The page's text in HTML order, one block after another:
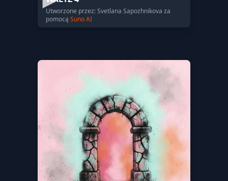
Utworzone przez: Svetlana Sapozhnikova za
pomocą Suno AI